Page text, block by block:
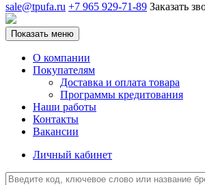
sale@tpufa.ru +7 965 929-71-89 Заказать
Показать меню
О компании
Покупателям
Доставка и оплата товара
Программы кредитования
Наши работы
Контакты
Вакансии
Личный кабинет